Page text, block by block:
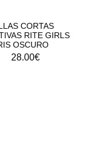
CORTAS
RITE GIRLS
OSCURO
28.00€